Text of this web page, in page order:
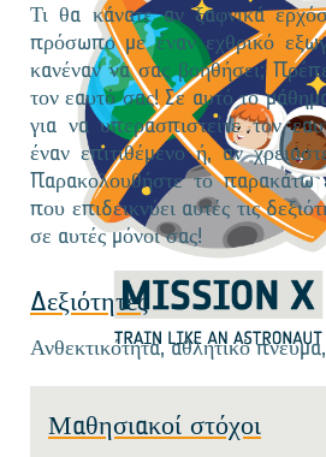
Τι θα κάνατε αν ξαφνικά
πρόσωπο με έναν εχθρικό
κανέναν να σας βοηθήσει;
τον εαυτό σας! Σε αυτό το
για να υπερασπιστείτε τον
έναν επιτιθέμενο ή, αν
Παρακολουθήστε το παρακάτω
που επιδεικνύει αυτές τις
σε αυτές μόνοι σας!
Δεξιότητες
Ανθεκτικότητα, αθλητικό
Μαθησιακοί στόχοι